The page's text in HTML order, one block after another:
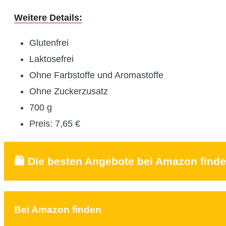
Weitere Details:
Glutenfrei
Laktosefrei
Ohne Farbstoffe und Aromastoffe
Ohne Zuckerzusatz
700 g
Preis: 7,65 €
🛍️ Die besten Angebote bei Amazon
Bei Amazon finden